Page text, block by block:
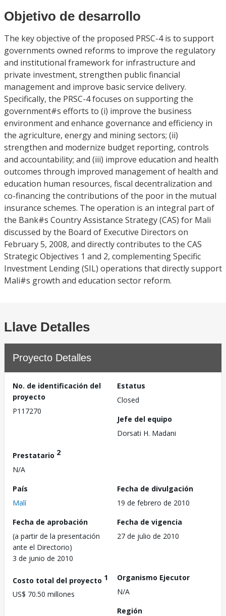
Objetivo de desarrollo
The key objective of the proposed PRSC-4 is to support
governments owned reforms to improve the regulatory
and institutional framework for infrastructure and
private investment, strengthen public financial
management and improve basic service delivery.
Specifically, the PRSC-4 focuses on supporting the
government#s efforts to (i) improve the business
environment and enhance governance and efficiency in
the agriculture, energy and mining sectors; (ii)
strengthen and modernize budget reporting, controls
and accountability; and (iii) improve education and health
outcomes through improved management of health and
education human resources, fiscal decentralization and
co-financing the contributions of the poor in the mutual
insurance schemes. The operation is an integral part of
the Bank#s Country Assistance Strategy (CAS) for Mali
discussed by the Board of Executive Directors on
February 5, 2008, and directly contributes to the CAS
Strategic Objectives 1 and 2, complementing Specific
Investment Lending (SIL) operations that directly support
Mali#s growth and education sector reform.
Llave Detalles
Proyecto Detalles
No. de identificación del
proyecto
P117270
Estatus
Closed
Jefe del equipo
Dorsati H. Madani
Prestatario 2
N/A
País
Malí
Fecha de divulgación
19 de febrero de 2010
Fecha de aprobación
(a partir de la presentación
ante el Directorio)
3 de junio de 2010
Fecha de vigencia
27 de julio de 2010
Costo total del proyecto 1
US$ 70.50 millones
Organismo Ejecutor
N/A
Región